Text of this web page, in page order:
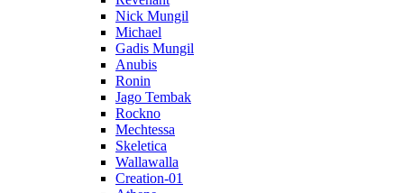
Nick Mungil
Michael
Gadis Mungil
Anubis
Ronin
Jago Tembak
Rockno
Mechtessa
Skeletica
Wallawalla
Creation-01